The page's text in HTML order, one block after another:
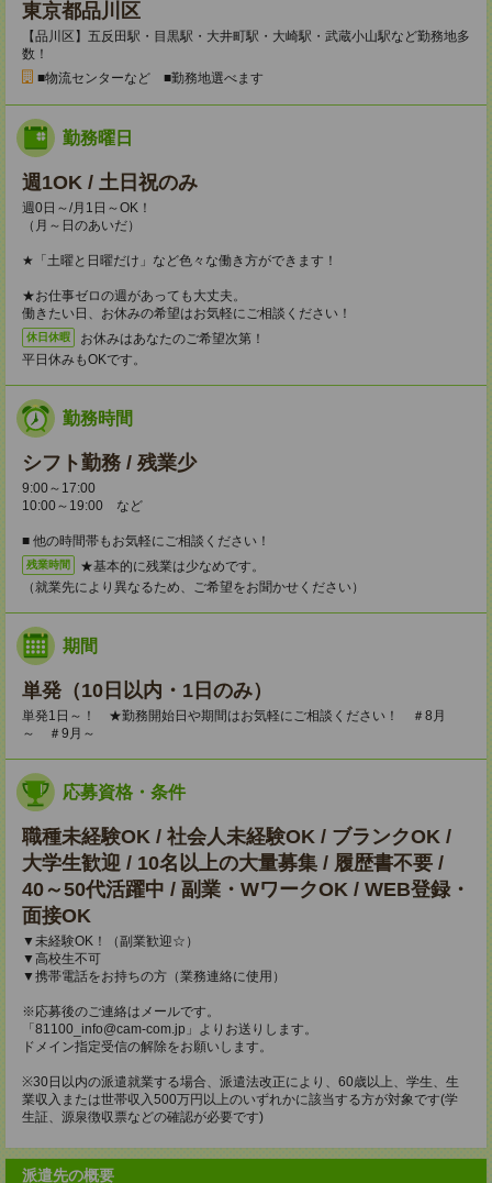
東京都品川区
【品川区】五反田駅・目黒駅・大井町駅・大崎駅・武蔵小山駅など勤務地多
数！
■物流センターなど ■勤務地選べます
勤務曜日
週1OK / 土日祝のみ
週0日～/月1日～OK！
（月～日のあいだ）
★「土曜と日曜だけ」など色々な働き方ができます！
★お仕事ゼロの週があっても大丈夫。
働きたい日、お休みの希望はお気軽にご相談ください！
休日休暇
お休みはあなたのご希望次第！
平日休みもOKです。
勤務時間
シフト勤務 / 残業少
9:00～17:00
10:00～19:00 など
■ 他の時間帯もお気軽にご相談ください！
残業時間
★基本的に残業は少なめです。
（就業先により異なるため、ご希望をお聞かせください）
期間
単発（10日以内・1日のみ）
単発1日～！ ★勤務開始日や期間はお気軽にご相談ください！ ＃8月
～ ＃9月～
応募資格・条件
職種未経験OK / 社会人未経験OK / ブランクOK /
大学生歓迎 / 10名以上の大量募集 / 履歴書不要 /
40～50代活躍中 / 副業・WワークOK / WEB登録・
面接OK
▼未経験OK！（副業歓迎☆）
▼高校生不可
▼携帯電話をお持ちの方（業務連絡に使用）
※応募後のご連絡はメールです。
「81100_info@cam-com.jp」よりお送りします。
ドメイン指定受信の解除をお願いします。
※30日以内の派遣就業する場合、派遣法改正により、60歳以上、学生、生
業収入または世帯収入500万円以上のいずれかに該当する方が対象です(学
生証、源泉徴収票などの確認が必要です)
派遣先の概要